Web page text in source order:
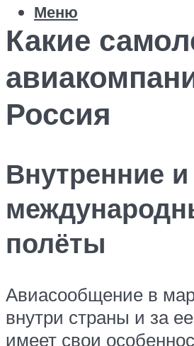
Меню
Какие
Россия
Внутренние и
полёты
Авиасообщение в
внутри страны и за
имеет свои